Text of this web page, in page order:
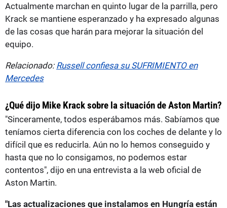
Actualmente marchan en quinto lugar de la parrilla, pero
Krack se mantiene esperanzado y ha expresado algunas
de las cosas que harán para mejorar la situación del
equipo.
Relacionado: Russell confiesa su SUFRIMIENTO en
Mercedes
¿Qué dijo Mike Krack sobre la situación de Aston Martin?
"Sinceramente, todos esperábamos más. Sabíamos que
teníamos cierta diferencia con los coches de delante y lo
difícil que es reducirla. Aún no lo hemos conseguido y
hasta que no lo consigamos, no podemos estar
contentos", dijo en una entrevista a la web oficial de
Aston Martin.
"Las actualizaciones que instalamos en Hungría están